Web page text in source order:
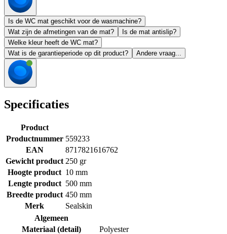
Is de WC mat geschikt voor de wasmachine?
Wat zijn de afmetingen van de mat?
Is de mat antislip?
Welke kleur heeft de WC mat?
Wat is de garantieperiode op dit product?
Andere vraag...
Specificaties
Product
Productnummer 559233
EAN
8717821616762
Gewicht product 250 gr
Hoogte product 10 mm
Lengte product 500 mm
Breedte product 450 mm
Merk
Sealskin
Algemeen
Materiaal (detail)
Polyester